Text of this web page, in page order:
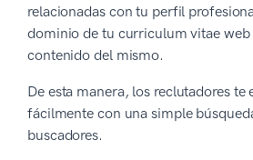
relacionadas con tu perfil
dominio de tu curriculum vitae web
contenido del mismo.
De esta manera, los reclutadores te
fácilmente con una simple
buscadores.